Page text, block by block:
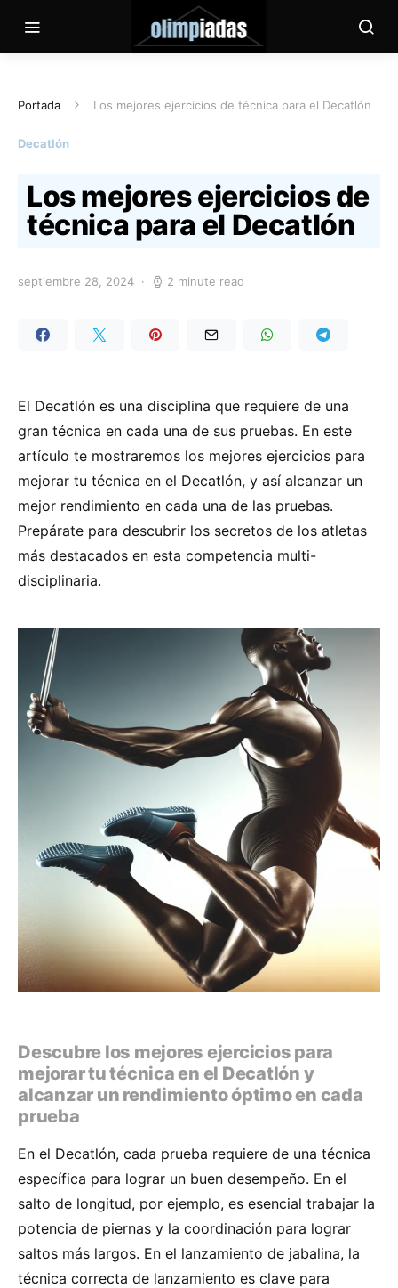
Portada Los mejores ejercicios de técnica para el Decatlón
Decatlón
Los mejores ejercicios de
técnica para el Decatlón
septiembre 28, 2024 2 minute read
El Decatlón es una disciplina que requiere de una
gran técnica en cada una de sus pruebas. En este
artículo te mostraremos los mejores ejercicios para
mejorar tu técnica en el Decatlón, y así alcanzar un
mejor rendimiento en cada una de las pruebas.
Prepárate para descubrir los secretos de los atletas
más destacados en esta competencia multi-
disciplinaria.
Descubre los mejores ejercicios para
mejorar tu técnica en el Decatlón y
alcanzar un rendimiento óptimo en cada
prueba
En el Decatlón, cada prueba requiere de una técnica
específica para lograr un buen desempeño. En el
salto de longitud, por ejemplo, es esencial trabajar la
potencia de piernas y la coordinación para lograr
saltos más largos. En el lanzamiento de jabalina, la
técnica correcta de lanzamiento es clave para